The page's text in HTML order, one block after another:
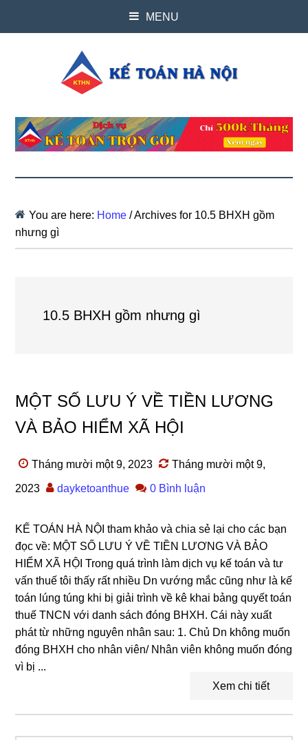
MENU
You are here: Home /Archives for 10.5 BHXH gồm
nhưng gì
10.5 BHXH gồm nhưng gì
MỘT SỐ LƯU Ý VỀ TIỀN LƯƠNG
VÀ BẢO HIỂM XÃ HỘI
Tháng mười một 9, 2023 Tháng mười một 9,
2023 dayketoanthue 0 Bình luận
KẾ TOÁN HÀ NỘI tham khảo và chia sẻ lại cho các bạn
đọc về: MỘT SỐ LƯU Ý VỀ TIỀN LƯƠNG VÀ BẢO
HIỂM XÃ HỘI Trong quá trình làm dịch vụ kế toán và tư
vấn thuế tôi thấy rất nhiều Dn vướng mắc cũng như là kế
toán lúng túng khi bị giải trình về kê khai bảng quyết toán
thuế TNCN với danh sách đóng BHXH. Cái này xuất
phát từ những nguyên nhân sau: 1. Chủ Dn không muốn
đóng BHXH cho nhân viên/ Nhân viên không muốn đóng
vì bị ...
Xem chi tiết